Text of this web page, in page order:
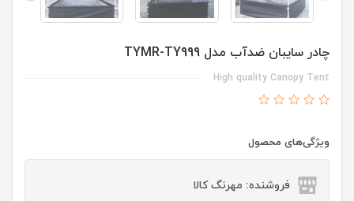
چادر سایبان ضدآب مدل TYMR-TY999
High quality Canopy Tent
ویژگی‌های محصول
فروشنده: مهرنگ کالا